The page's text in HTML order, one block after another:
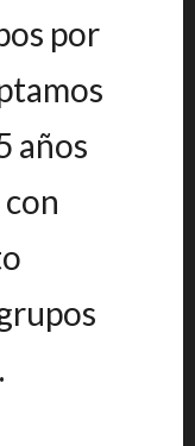
por
años